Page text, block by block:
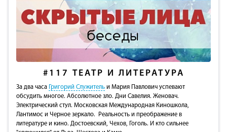
#117 ТЕАТР И ЛИТЕРАТУРА
За два часа Григорий Служитель и Мария Павлович успевают
обсудить многое. Абсолютное зло. Дни Савелия. Женовач.
Электрический стул. Московская Международная Киношкола,
Лантимос и Черное зеркало. Реальность и преображение в
литературе и кино. Достоевский, Чехов, Гоголь. И кто сильнее